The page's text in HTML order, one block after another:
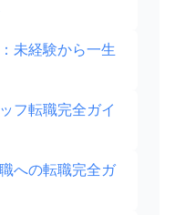
未経験から一生
フ転職完全ガイ
への転職完全ガ